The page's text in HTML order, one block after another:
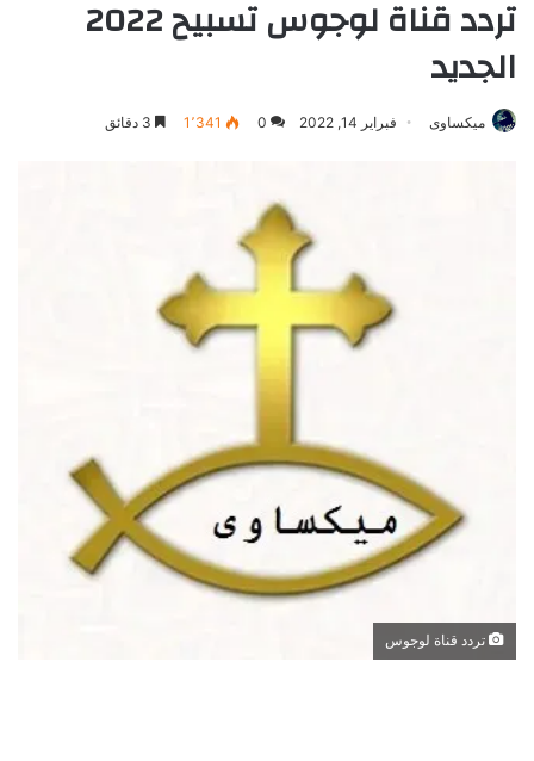
تردد قناة لوجوس تسبيح 2022
الجديد
ميكساوى فبراير 14, 2022 0 1٬341
تردد قناة لوجوس